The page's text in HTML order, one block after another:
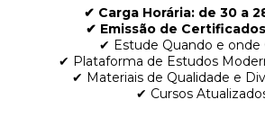
✔ Carga Horária: de 30 a
✔ Emissão de
✔ Estude Quando e onde
✔ Plataforma de Estudos
✔ Materiais de Qualidade e
✔ Cursos